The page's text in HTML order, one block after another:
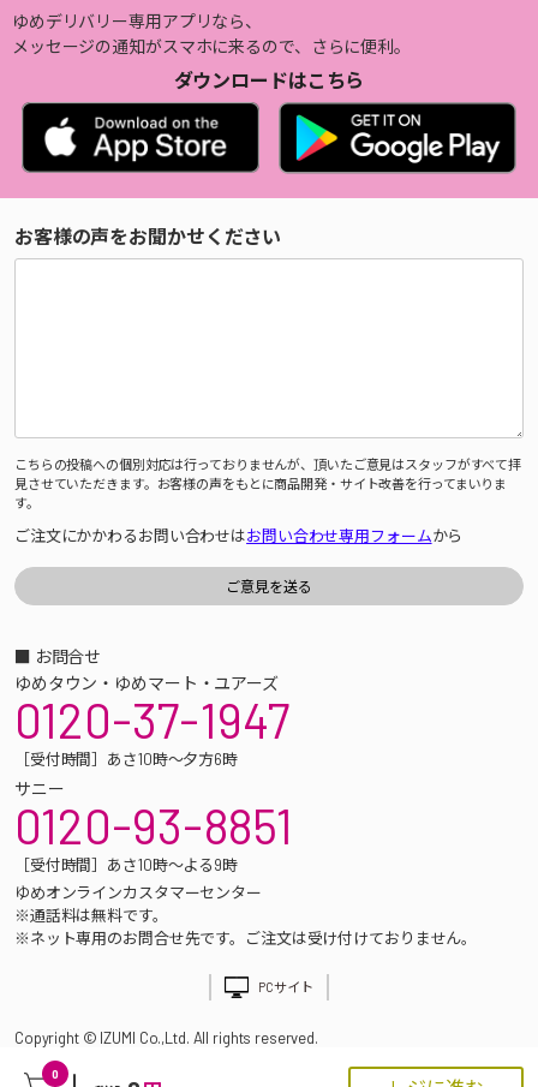
0
ゆめデリバリー専用アプリなら、
メッセージの通知がスマホに来るので、さらに便利。
ダウンロードはこちら
お客様の声をお聞かせください
こちらの投稿への個別対応は行っておりませんが、頂いたご意見はスタッフがすべて拝
見させていただきます。お客様の声をもとに商品開発・サイト改善を行ってまいりま
す。
ご注文にかかわるお問い合わせはお問い合わせ専用フォームから
■ お問合せ
ゆめタウン・ゆめマート・ユアーズ
0120-37-1947
［受付時間］あさ10時～夕方6時
サニー
0120-93-8851
［受付時間］あさ10時～よる9時
ゆめオンラインカスタマーセンター
※通話料は無料です。
※ネット専用のお問合せ先です。ご注文は受け付けておりません。
PCサイト
Copyright © IZUMI Co.,Ltd. All rights reserved.